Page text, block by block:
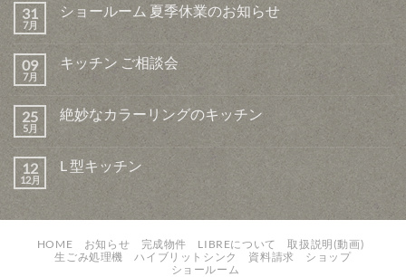
31
7月
ショールーム 夏季休業のお知らせ
09
7月
キッチン ご相談会
25
5月
絶妙なカラーリングのキッチン
12
12月
L 型キッチン
HOME お知らせ 完成物件 LIBREについて
取扱説明(動画)
生ごみ処理機
ハイブリットシンク 資料請求
ショップ
ショールーム